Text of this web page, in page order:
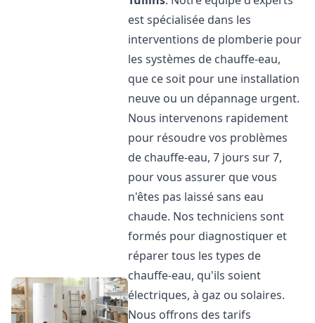
est spécialisée dans les
interventions de plomberie pour
les systèmes de chauffe-eau,
que ce soit pour une installation
neuve ou un dépannage urgent.
Nous intervenons rapidement
pour résoudre vos problèmes
de chauffe-eau, 7 jours sur 7,
pour vous assurer que vous
n'êtes pas laissé sans eau
chaude. Nos techniciens sont
formés pour diagnostiquer et
réparer tous les types de
chauffe-eau, qu'ils soient
électriques, à gaz ou solaires.
Nous offrons des tarifs